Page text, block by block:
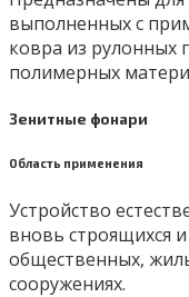
выполненных с
ковра из рулонных
полимерных
Зенитные фонари
Область применения
Устройство
вновь строящихся
общественных,
сооружениях.